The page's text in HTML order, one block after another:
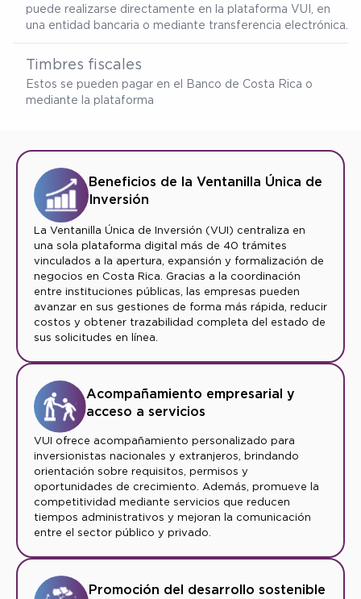
puede realizarse directamente en la plataforma VUI, en
una entidad bancaria o mediante transferencia electrónica.
Timbres fiscales
Estos se pueden pagar en el Banco de Costa Rica o
mediante la plataforma
Beneficios de la Ventanilla Única de
Inversión
La Ventanilla Única de Inversión (VUI) centraliza en
una sola plataforma digital más de 40 trámites
vinculados a la apertura, expansión y formalización de
negocios en Costa Rica. Gracias a la coordinación
entre instituciones públicas, las empresas pueden
avanzar en sus gestiones de forma más rápida, reducir
costos y obtener trazabilidad completa del estado de
sus solicitudes en línea.
Acompañamiento empresarial y
acceso a servicios
VUI ofrece acompañamiento personalizado para
inversionistas nacionales y extranjeros, brindando
orientación sobre requisitos, permisos y
oportunidades de crecimiento. Además, promueve la
competitividad mediante servicios que reducen
tiempos administrativos y mejoran la comunicación
entre el sector público y privado.
Promoción del desarrollo sostenible